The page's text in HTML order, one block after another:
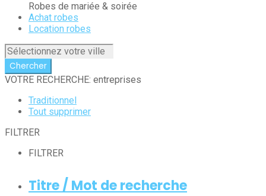
Robes de mariée & soirée
Achat robes
Location robes
VOTRE RECHERCHE: entreprises
Traditionnel
Tout supprimer
FILTRER
FILTRER
Titre / Mot de recherche